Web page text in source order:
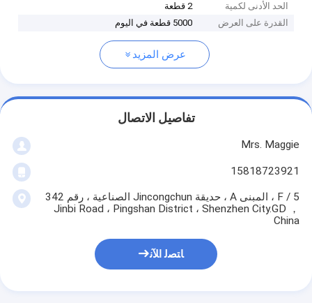
الحد الأدنى لكمية
2 قطعة
القدرة على العرض
5000 قطعة في اليوم
عرض المزيد
تفاصيل الاتصال
Mrs. Maggie
15818723921
5 / F ، المبنى A ، حديقة Jincongchun الصناعية ، رقم 342
Jinbi Road ، Pingshan District ، Shenzhen City.GD ，
China
ﺎﺘﺼﻟ ﺍﻶﻧ